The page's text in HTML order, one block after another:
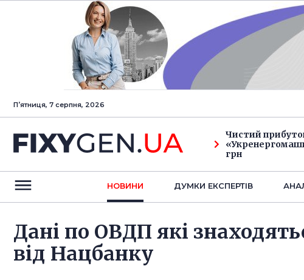
Пʼятниця, 7 серпня, 2026
Чистий
грн
НОВИНИ ДУМКИ ЕКСПЕРТIВ
Дані по ОВДП які
від Нацбанку